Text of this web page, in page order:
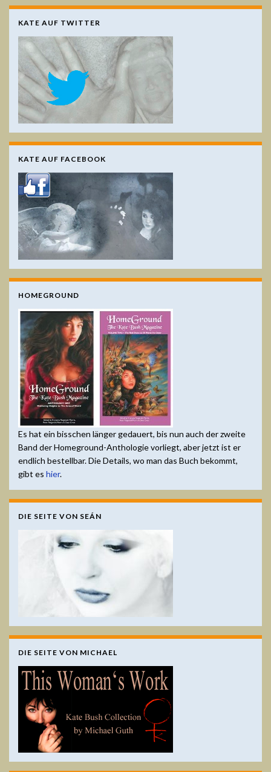
KATE AUF TWITTER
KATE AUF FACEBOOK
HOMEGROUND
Es hat ein bisschen länger gedauert, bis nun auch der zweite
Band der Homeground-Anthologie vorliegt, aber jetzt ist er
endlich bestellbar. Die Details, wo man das Buch bekommt,
gibt es hier.
DIE SEITE VON SEÁN
DIE SEITE VON MICHAEL